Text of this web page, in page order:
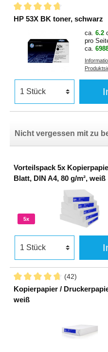
HP 53X BK toner, schwarz
ca. 6.2
pro
ca.
Nicht vergessen mit zu
Vorteilspack 5x
Blatt, DIN A4, 80 g/m², weiß
5x
(42)
Kopierpapier /
weiß